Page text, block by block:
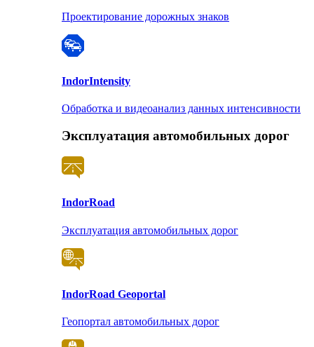
Проектирование дорожных знаков
IndorIntensity
Обработка и видеоанализ данных интенсивности
Эксплуатация автомобильных дорог
IndorRoad
Эксплуатация автомобильных дорог
IndorRoad Geoportal
Геопортал автомобильных дорог